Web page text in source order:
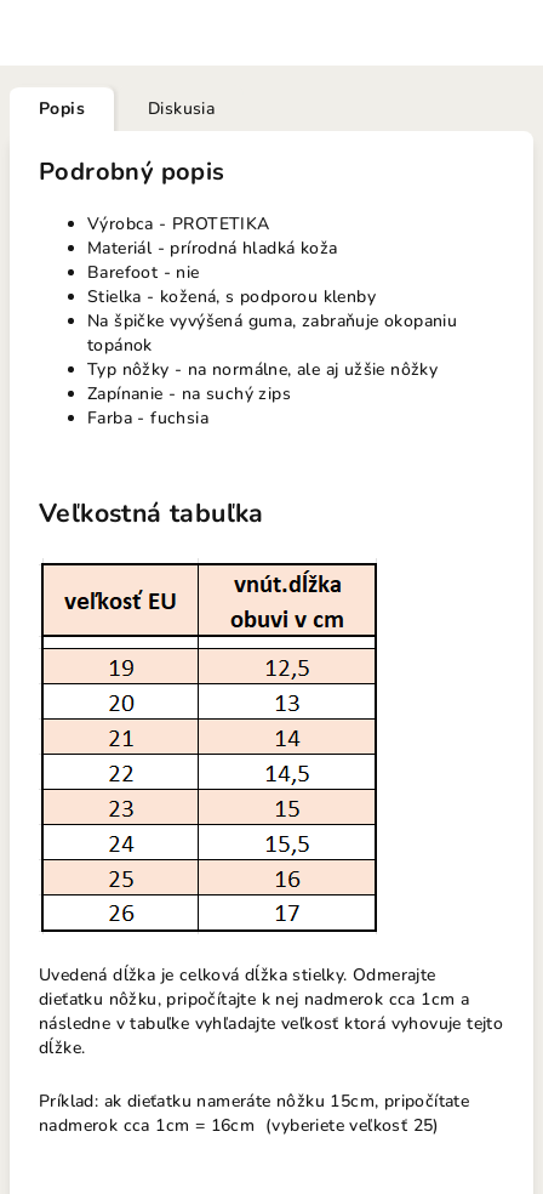
Popis Diskusia
Podrobný popis
Výrobca - PROTETIKA
Materiál - prírodná hladká koža
Barefoot - nie
Stielka - kožená, s podporou klenby
Na špičke vyvýšená guma, zabraňuje okopaniu
topánok
Typ nôžky - na normálne, ale aj užšie nôžky
Zapínanie - na suchý zips
Farba - fuchsia
Veľkostná tabuľka
Uvedená dĺžka je celková dĺžka stielky. Odmerajte
dieťatku nôžku, pripočítajte k nej nadmerok cca 1cm a
následne v tabuľke vyhľadajte veľkosť ktorá vyhovuje tejto
dĺžke.
Príklad: ak dieťatku nameráte nôžku 15cm, pripočítate
nadmerok cca 1cm = 16cm (vyberiete veľkosť 25)